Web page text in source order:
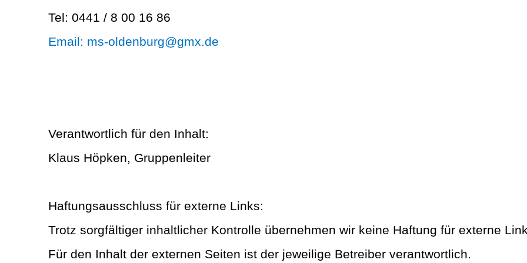
Tel: 0441 / 8 00 16 86
Email: ms-oldenburg@gmx.de
Verantwortlich für den Inhalt:
Klaus Höpken, Gruppenleiter
Haftungsausschluss für externe Links:
Trotz sorgfältiger inhaltlicher Kontrolle übernehmen wir keine Haftung für externe
Für den Inhalt der externen Seiten ist der jeweilige Betreiber verantwortlich.